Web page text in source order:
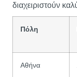
διαχειριστούν
Πόλη
Αθήνα